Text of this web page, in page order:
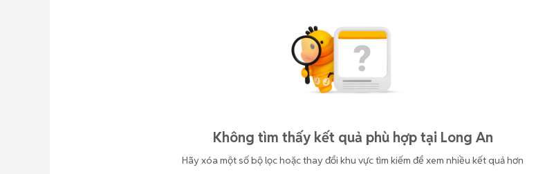
Không tìm thấy kết quả phù hợp tại Long An
Hãy xóa một số bộ lọc hoặc thay đổi khu vực tìm kiếm để xem nhiều kết quả hơn